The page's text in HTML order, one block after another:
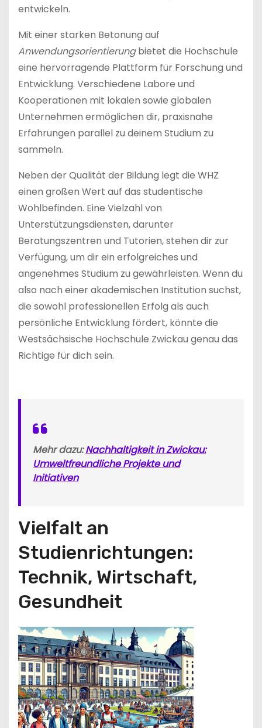
entwickeln.
Mit einer starken Betonung auf
Anwendungsorientierungbietet die Hochschule
eine hervorragende Plattform für Forschung und
Entwicklung. Verschiedene Labore und
Kooperationen mit lokalen sowie globalen
Unternehmen ermöglichen dir, praxisnahe
Erfahrungen parallel zu deinem Studium zu
sammeln.
Neben der Qualität der Bildung legt die WHZ
einen großen Wert auf das studentische
Wohlbefinden. Eine Vielzahl von
Unterstützungsdiensten, darunter
Beratungszentren und Tutorien, stehen dir zur
Verfügung, um dir ein erfolgreiches und
angenehmes Studium zu gewährleisten. Wenn du
also nach einer akademischen Institution suchst,
die sowohl professionellen Erfolg als auch
persönliche Entwicklung fördert, könnte die
Westsächsische Hochschule Zwickau genau das
Richtige für dich sein.
Mehr dazu:Nachhaltigkeit in Zwickau:
Umweltfreundliche Projekte und
Initiativen
Vielfalt an
Studienrichtungen:
Technik, Wirtschaft,
Gesundheit